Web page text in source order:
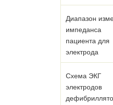
Диапазон
импеданса
пациента для
электрода
Схема ЭКГ
электродов